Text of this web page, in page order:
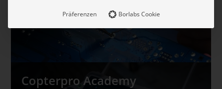
finden Sie auch Service und Wartungspakete und
Copterpro Academy
Präferenzen Borlabs Cookie